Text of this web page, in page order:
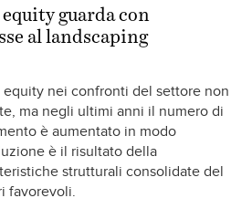
guarda con
al landscaping
equity nei confronti del settore non
ma negli ultimi anni il numero di
è aumentato in modo
è il risultato della
strutturali consolidate del
favorevoli.